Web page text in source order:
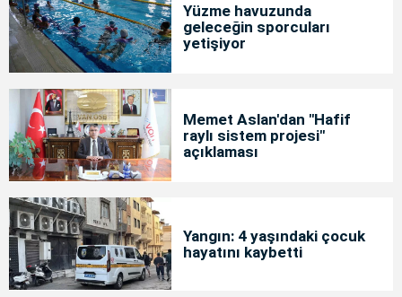
Yüzme havuzunda
geleceğin sporcuları
yetişiyor
Memet Aslan'dan "Hafif
raylı sistem projesi"
açıklaması
Yangın: 4 yaşındaki çocuk
hayatını kaybetti